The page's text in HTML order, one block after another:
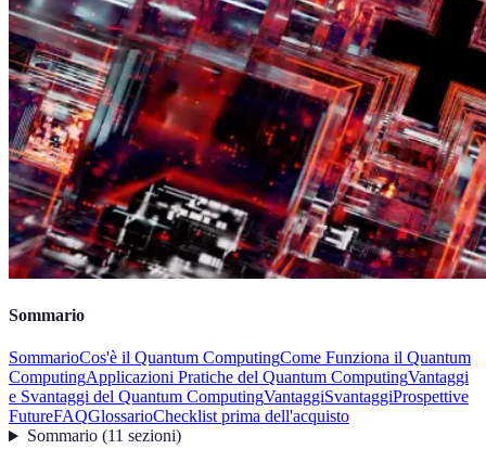
Sommario
SommarioCos'è il Quantum ComputingCome Funziona il Quantum
ComputingApplicazioni Pratiche del Quantum ComputingVantaggi
e Svantaggi del Quantum ComputingVantaggiSvantaggiProspettive
FutureFAQGlossarioChecklist prima dell'acquisto
Sommario(11 sezioni)